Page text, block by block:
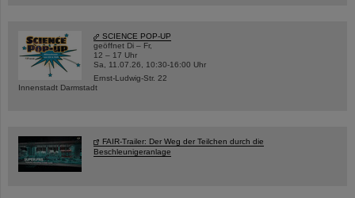
SCIENCE POP-UP
geöffnet Di – Fr,
12 – 17 Uhr
Sa, 11.07.26, 10:30-16:00 Uhr
Ernst-Ludwig-Str. 22
Innenstadt Darmstadt
FAIR-Trailer: Der Weg der Teilchen durch die
Beschleunigeranlage